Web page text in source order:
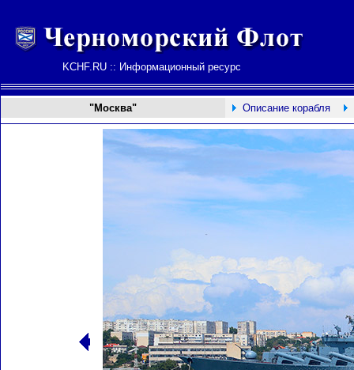
KCHF.RU :: Информационный ресурс
"Москва" Описание корабля